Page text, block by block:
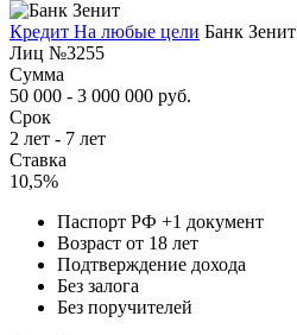
Кредит На любые цели Банк Зенит
Лиц №3255
Сумма
50 000 - 3 000 000 руб.
Срок
2 лет - 7 лет
Ставка
10,5%
Паспорт РФ +1 документ
Возраст от 18 лет
Подтверждение дохода
Без залога
Без поручителей